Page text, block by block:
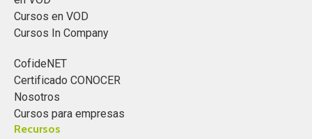
Cursos en VOD
Cursos In Company
CofideNET
Certificado CONOCER
Nosotros
Cursos para empresas
Recursos